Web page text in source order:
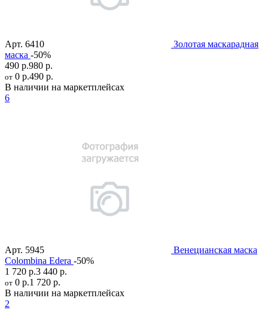
Арт. 6410
Золотая маскарадная
маска -50%
490 р.980 р.
от 0 р.490 р.
В наличии на маркетплейсах
6
Арт. 5945
Венецианская маска
Colombina Edera -50%
1 720 р.3 440 р.
от 0 р.1 720 р.
В наличии на маркетплейсах
2